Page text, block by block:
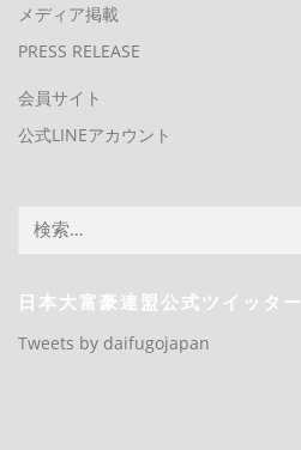
メディア掲載
PRESS RELEASE
会員サイト
公式LINEアカウント
索:
日本大富豪連盟公式ツイッター
Tweets by daifugojapan